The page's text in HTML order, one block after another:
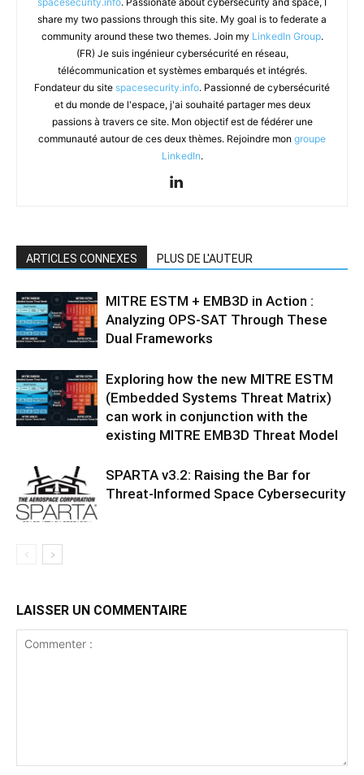
share my two passions through this site. My goal is to federate a
community around these two themes. Join my LinkedIn Group.
(FR) Je suis ingénieur cybersécurité en réseau,
télécommunication et systèmes embarqués et intégrés.
Fondateur du site spacesecurity.info. Passionné de cybersécurité
et du monde de l'espace, j'ai souhaité partager mes deux
passions à travers ce site. Mon objectif est de fédérer une
communauté autour de ces deux thèmes. Rejoindre mon groupe
LinkedIn.
ARTICLES CONNEXES PLUS DE L'AUTEUR
MITRE ESTM + EMB3D in Action :
Analyzing OPS-SAT Through These
Dual Frameworks
Exploring how the new MITRE ESTM
(Embedded Systems Threat Matrix)
can work in conjunction with the
existing MITRE EMB3D Threat Model
SPARTA v3.2: Raising the Bar for
Threat‑Informed Space Cybersecurity
LAISSER UN COMMENTAIRE